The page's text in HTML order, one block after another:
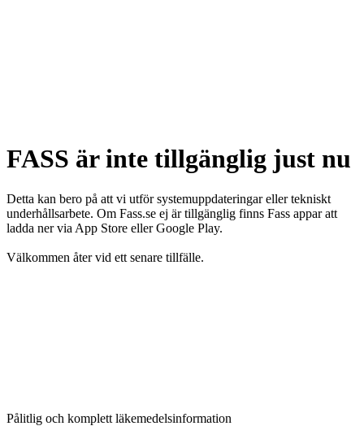
FASS är inte tillgänglig just nu
Detta kan bero på att vi utför systemuppdateringar eller tekniskt
underhållsarbete. Om Fass.se ej är tillgänglig finns Fass appar att
ladda ner via App Store eller Google Play.
Välkommen åter vid ett senare tillfälle.
Pålitlig och komplett läkemedelsinformation